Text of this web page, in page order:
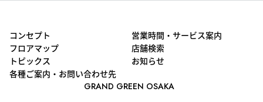
コンセプト
営業時間・サービス案内
フロアマップ
店舗検索
トピックス
お知らせ
各種ご案内・お問い合わせ先
GRAND GREEN OSAKA